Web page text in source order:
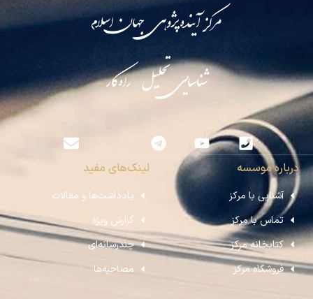
مرکز آینده‌پژوهی جهان اسلام
شناسایی تحلیل راه‌کار
درباره موسسه
آشنایی با مرکز
تماس با مرکز
کتابخانه مرکز
فروشگاه مرکز
لینک‌های مفید
یادداشت‌ها و مقالات
گزارش ویژه
چندرسانه‌ای
مصاحبه‌ها